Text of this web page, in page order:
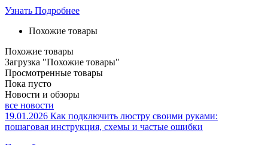
Узнать Подробнее
Похожие товары
Похожие товары
Загрузка "Похожие товары"
Просмотренные товары
Пока пусто
Новости и обзоры
все новости
19.01.2026 Как подключить люстру своими руками:
пошаговая инструкция, схемы и частые ошибки